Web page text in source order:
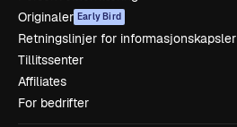
Originaler Early Bird
Retningslinjer for informasjonskapsler
Tillitssenter
Affiliates
For bedrifter